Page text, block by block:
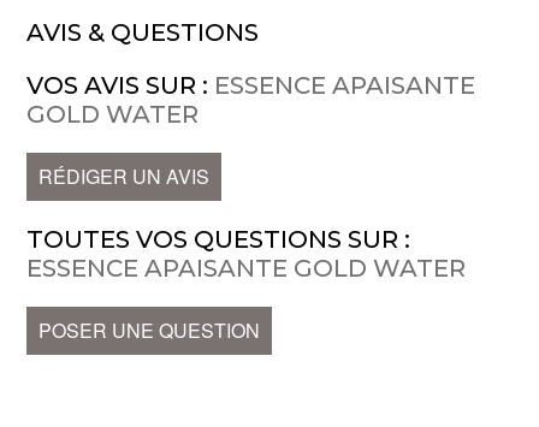
AVIS & QUESTIONS
VOS AVIS SUR : ESSENCE APAISANTE
GOLD WATER
RÉDIGER UN AVIS
TOUTES VOS QUESTIONS SUR :
ESSENCE APAISANTE GOLD WATER
POSER UNE QUESTION